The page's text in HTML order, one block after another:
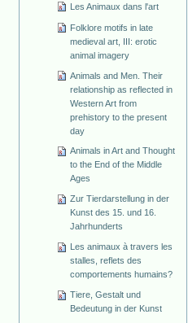
Les Animaux dans l'art
Folklore motifs in late
medieval art, III: erotic
animal imagery
Animals and Men. Their
relationship as reflected in
Western Art from
prehistory to the present
day
Animals in Art and Thought
to the End of the Middle
Ages
Zur Tierdarstellung in der
Kunst des 15. und 16.
Jahrhunderts
Les animaux à travers les
stalles, reflets des
comportements humains?
Tiere, Gestalt und
Bedeutung in der Kunst